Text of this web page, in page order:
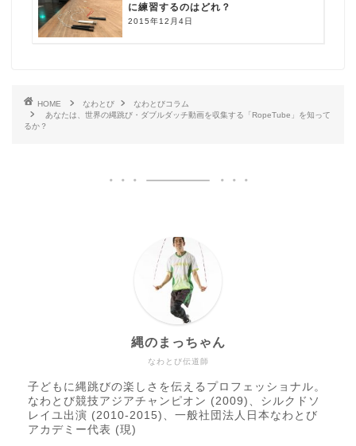
に練習するのはどれ？
2015年12月4日
HOME なわとび
なわとびコラム
あなたは、世界の縄跳び・ダブルダッチ動画を収集する「RopeTube」を知って
るか？
なわとび伝道師
縄のまっちゃん
子どもに縄跳びの楽しさを伝えるプロフェッショナル。
なわとび競技アジアチャンピオン (2009)、シルクドソ
レイユ出演 (2010-2015)、一般社団法人日本なわとび
アカデミー代表 (現)